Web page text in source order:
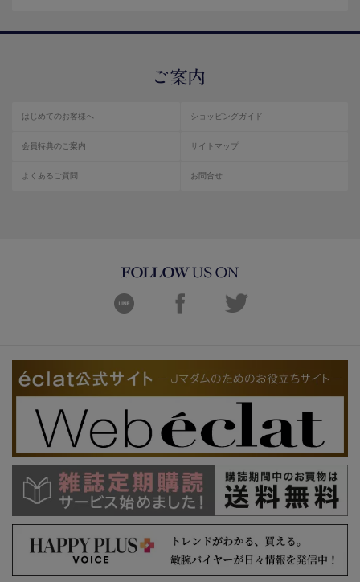
はじめてのお客様へ ショッピングガイド
会員特典のご案内 サイトマップ
よくあるご質問 お問合せ